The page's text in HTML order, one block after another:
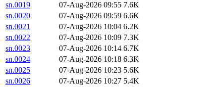
sn.0019
07-Aug-2026 09:55 7.6K
sn.0020
07-Aug-2026 09:59 6.6K
sn.0021
07-Aug-2026 10:04 6.2K
sn.0022
07-Aug-2026 10:09 7.3K
sn.0023
07-Aug-2026 10:14 6.7K
sn.0024
07-Aug-2026 10:18 6.3K
sn.0025
07-Aug-2026 10:23 5.6K
sn.0026
07-Aug-2026 10:27 5.4K